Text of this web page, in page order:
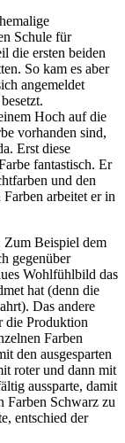
Schule für
die ersten beiden
So kam es aber
angemeldet
Hoch auf die
vorhanden sind,
Erst diese
fantastisch. Er
und den
arbeitet er in
Zum Beispiel dem
gegenüber
Wohlfühlbild das
hat (denn die
Das andere
die Produktion
Farben
den ausgesparten
roter und dann mit
aussparte, damit
Farben Schwarz zu
entschied der